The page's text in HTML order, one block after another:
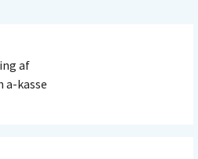
af
kasse